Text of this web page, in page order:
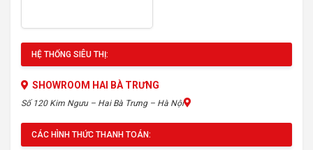
HỆ THỐNG SIÊU THỊ:
SHOWROOM HAI BÀ TRƯNG
Số 120 Kim Ngưu – Hai Bà Trưng – Hà Nội
CÁC HÌNH THỨC THANH TOÁN: